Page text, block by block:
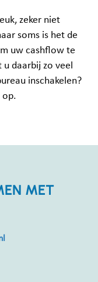
zeker niet
soms is het de
uw cashflow te
daarbij zo veel
inschakelen?
op.
MET